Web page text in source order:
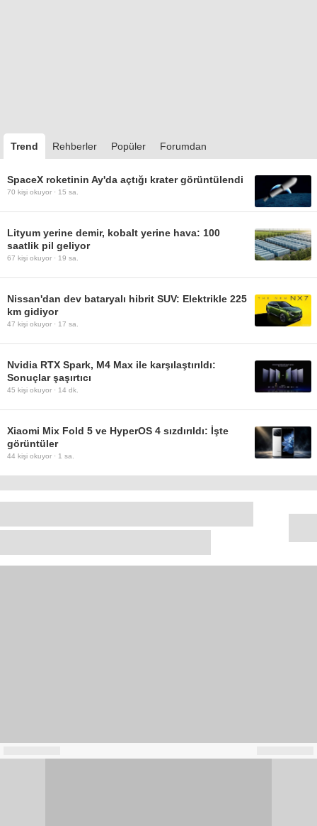
Trend Rehberler Popüler Forumdan
SpaceX roketinin Ay'da açtığı krater görüntülendi
70 kişi okuyor · 15 sa.
Lityum yerine demir, kobalt yerine hava: 100
saatlik pil geliyor
67 kişi okuyor · 19 sa.
Nissan'dan dev bataryalı hibrit SUV: Elektrikle 225
km gidiyor
47 kişi okuyor · 17 sa.
Nvidia RTX Spark, M4 Max ile karşılaştırıldı:
Sonuçlar şaşırtıcı
45 kişi okuyor · 14 dk.
Xiaomi Mix Fold 5 ve HyperOS 4 sızdırıldı: İşte
görüntüler
44 kişi okuyor · 1 sa.